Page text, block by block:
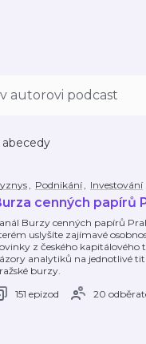
abecedy
, Podnikání, Investování
cenných papírů
Burzy cenných papírů
uslyšíte zajímavé
z českého kapitálového
analytiků na jednotlivé
burzy.
151 epizod
20